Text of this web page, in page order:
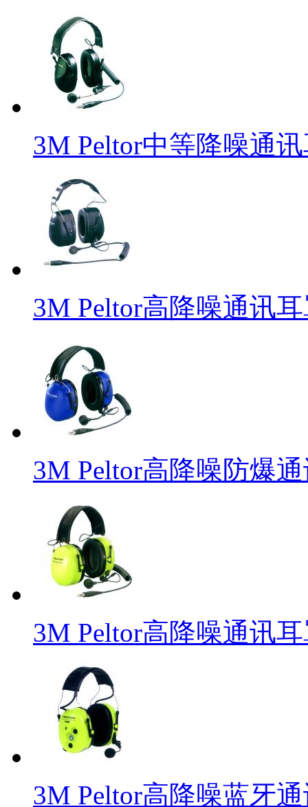
3M Peltor中等降噪通
3M Peltor高降噪通讯
3M Peltor高降噪防爆
3M Peltor高降噪通讯
3M Peltor高降噪蓝牙